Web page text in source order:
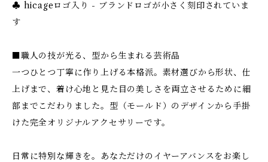
♣ hicageロゴ入り - ブランドロゴが小さく刻印されていま
す
■職人の技が光る、型から生まれる芸術品
一つひとつ丁寧に作り上げる本格派。素材選びから形状、仕
上げまで、着け心地と見た目の美しさを両立させるために細
部までこだわりました。型（モールド）のデザインから手掛
けた完全オリジナルアクセサリーです。
日常に特別な輝きを。あなただけのイヤーアバンスをお楽し